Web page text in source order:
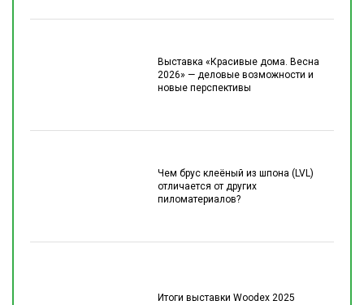
Выставка «Красивые дома. Весна
2026» — деловые возможности и
новые перспективы
Чем брус клеёный из шпона (LVL)
отличается от других
пиломатериалов?
Итоги выставки Woodex 2025